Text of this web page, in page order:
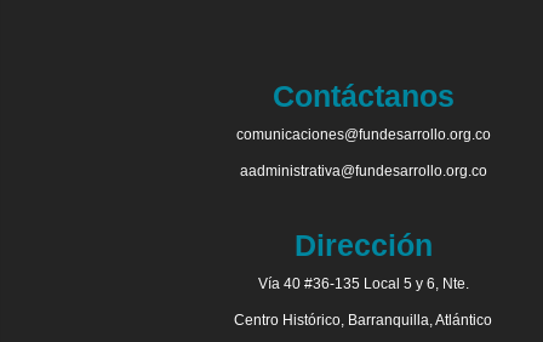
Contáctanos
comunicaciones@fundesarrollo.org.co
aadministrativa@fundesarrollo.org.co
Dirección
Vía 40 #36-135 Local 5 y 6, Nte.
Centro Histórico, Barranquilla, Atlántico